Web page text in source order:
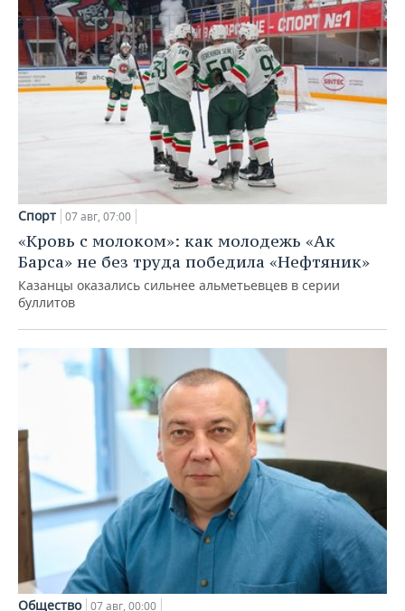
Спорт 07 авг, 07:00
«Кровь с молоком»: как молодежь «Ак
Барса» не без труда победила «Нефтяник»
Казанцы оказались сильнее альметьевцев в серии
буллитов
Общество 07 авг, 00:00